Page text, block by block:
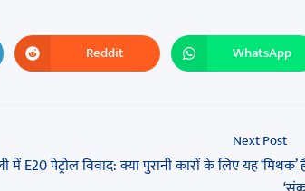
Reddit WhatsApp
Next Post
में E20 पेट्रोल विवाद: क्या पुरानी कारों के लिए यह ‘मिथक’